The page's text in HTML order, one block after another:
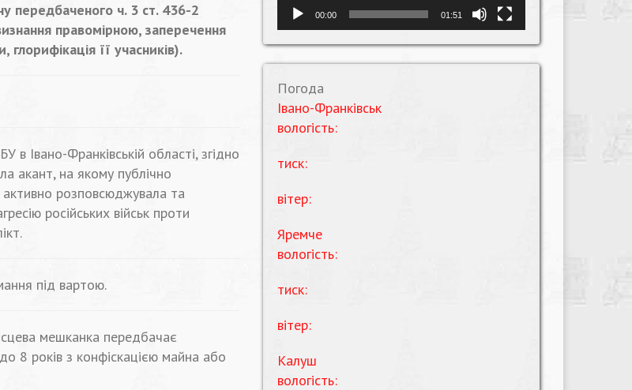
передбаченого ч. 3 ст. 436-2
правомірною, заперечення
глорифікація її учасників).
в Івано-Франківській області, згідно
акант, на якому публічно
активно розповсюджувала та
російських військ проти
під вартою.
мешканка передбачає
8 років з конфіскацією майна або
00:00 01:51
Погода
Івано-Франківськ
вологість:
тиск:
вітер:
Яремче
вологість:
тиск:
вітер:
Калуш
вологість: